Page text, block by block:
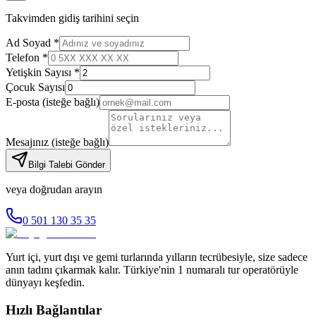
Takvimden gidiş tarihini seçin
Ad Soyad *
Telefon *
Yetişkin Sayısı *
Çocuk Sayısı
E-posta (isteğe bağlı)
Mesajınız (isteğe bağlı)
Bilgi Talebi Gönder
veya doğrudan arayın
0 501 130 35 35
Yurt içi, yurt dışı ve gemi turlarında yılların tecrübesiyle, size sadece
anın tadını çıkarmak kalır. Türkiye'nin 1 numaralı tur operatörüyle
dünyayı keşfedin.
Hızlı Bağlantılar